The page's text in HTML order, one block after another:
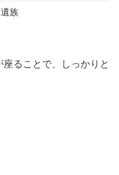
族
座ることで、しっかりと